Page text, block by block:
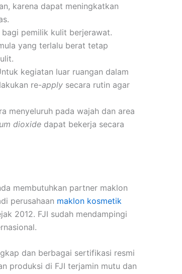
karena dapat meningkatkan
bagi pemilik kulit berjerawat.
yang terlalu berat tetap
kegiatan luar ruangan dalam
re-apply secara rutin agar
menyeluruh pada wajah dan area
dioxide dapat bekerja secara
membutuhkan partner maklon
perusahaan maklon kosmetik
2012. FJI sudah mendampingi
dan berbagai sertifikasi resmi
produksi di FJI terjamin mutu dan